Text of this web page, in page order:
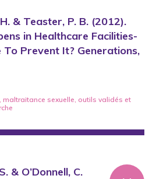
& Teaster, P. B. (2012).
in Healthcare Facilities-
To Prevent It? Generations,
, maltraitance sexuelle, outils validés et
& O’Donnell, C.